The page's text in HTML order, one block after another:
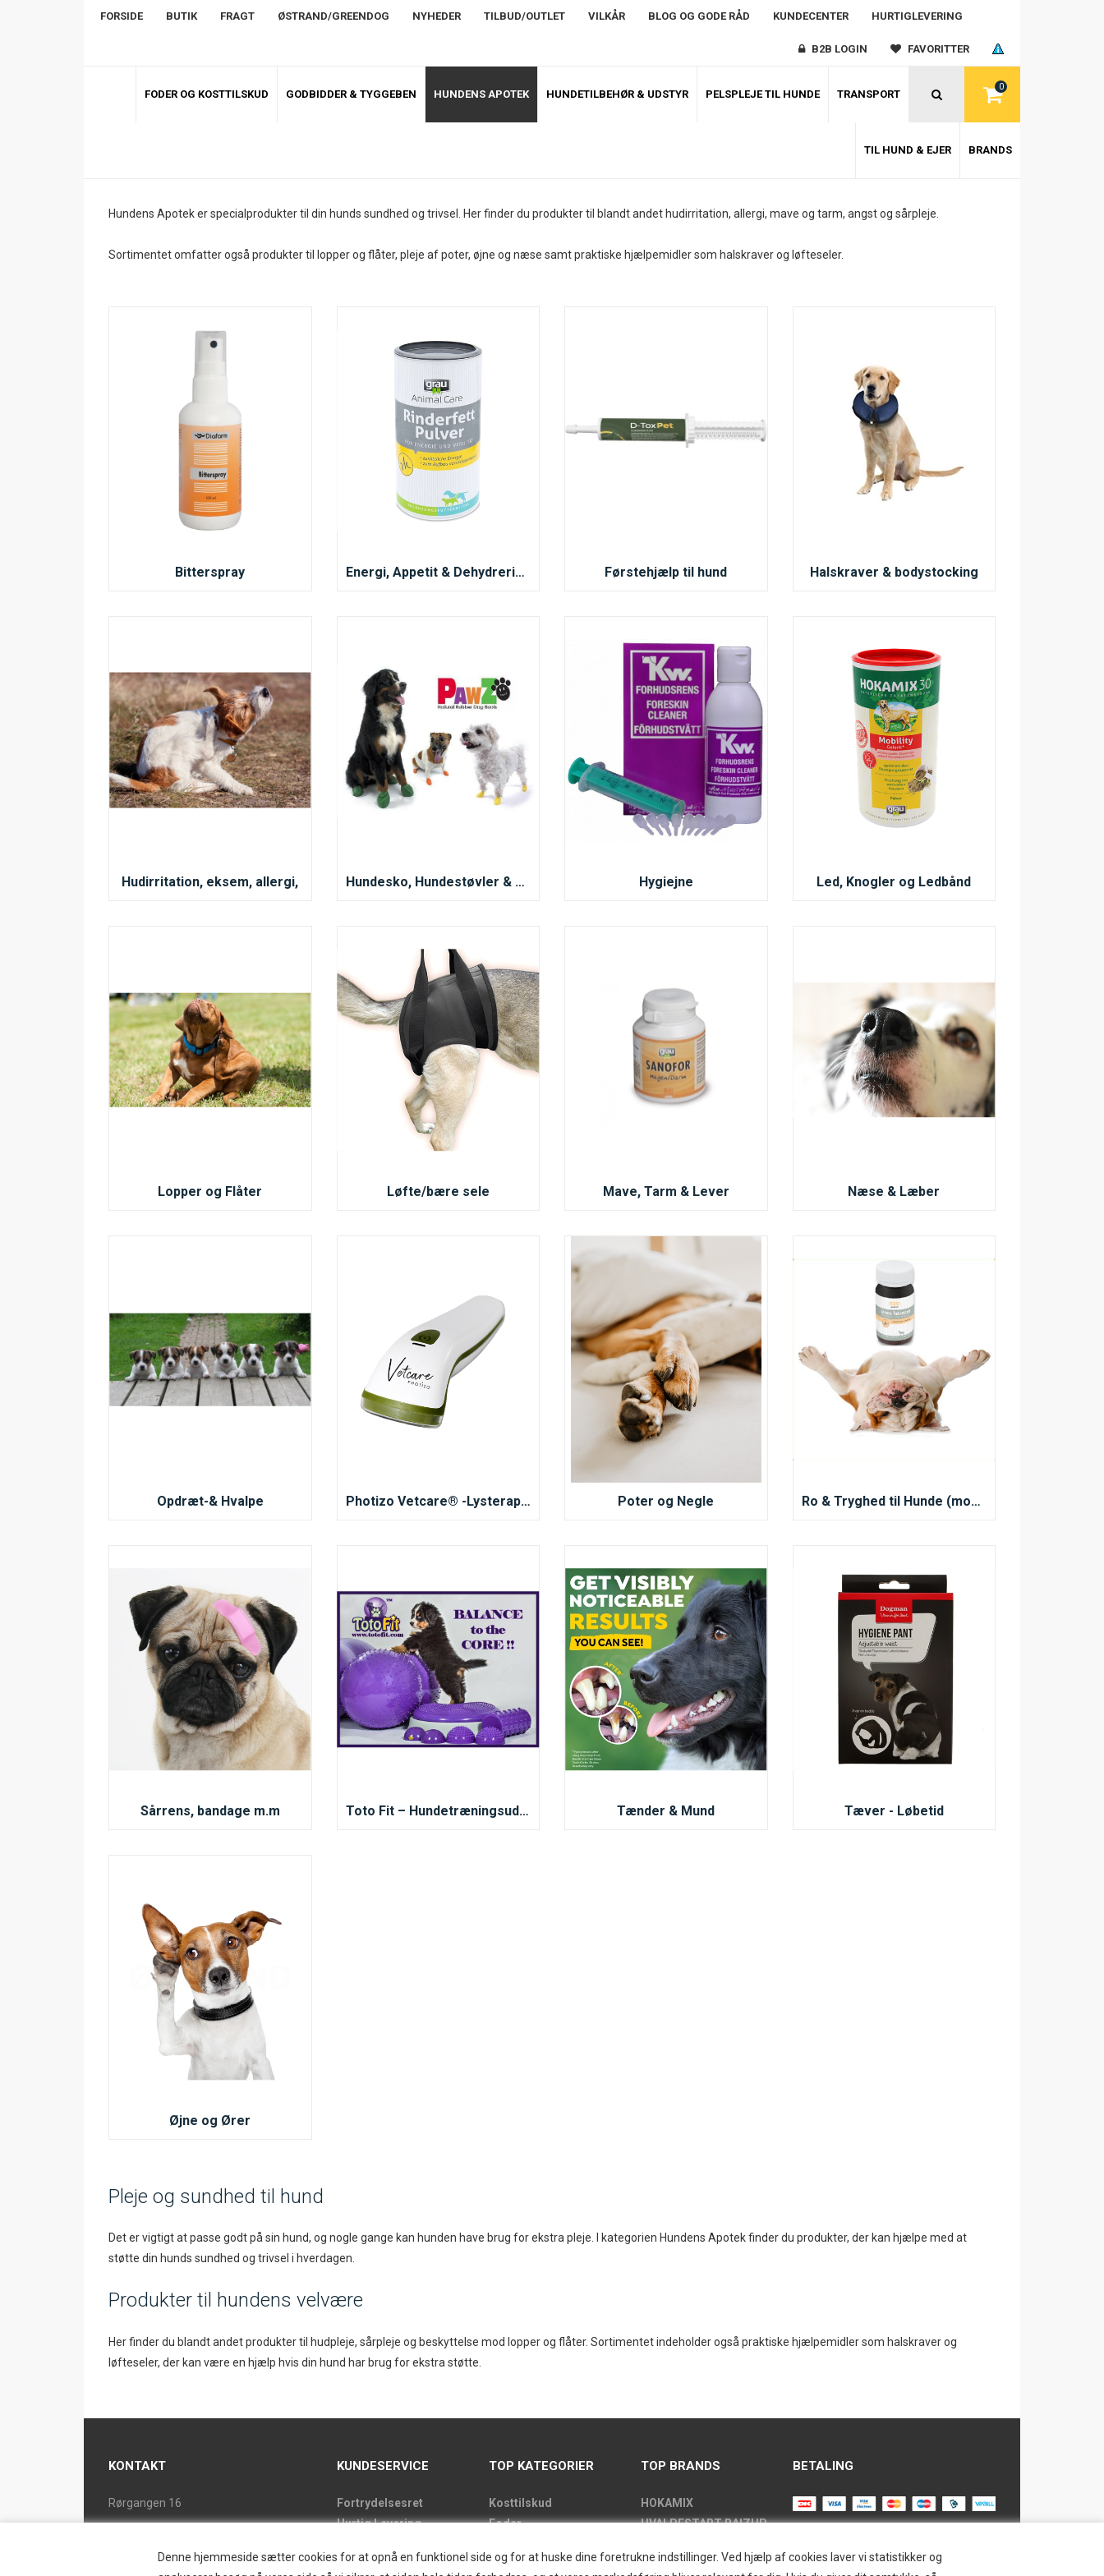
Denne hjemmeside sætter cookies for at opnå en funktionel side og for at huske dine foretrukne indstillinger. Ved hjælp af cookies laver vi statistikker og
FORSIDE BUTIK FRAGT ØSTRAND/GREENDOG NYHEDER TILBUD/OUTLET VILKÅR BLOG OG GODE RÅD KUNDECENTER HURTIGLEVERING
B2B LOGIN FAVORITTER
0
FODER OG KOSTTILSKUD GODBIDDER & TYGGEBEN HUNDENS APOTEK HUNDETILBEHØR & UDSTYR PELSPLEJE TIL HUNDE TRANSPORT
TIL HUND & EJER BRANDS
Hundens Apotek er specialprodukter til din hunds sundhed og trivsel. Her finder du produkter til blandt andet hudirritation, allergi, mave og tarm, angst og sårpleje.
Sortimentet omfatter også produkter til lopper og flåter, pleje af poter, øjne og næse samt praktiske hjælpemidler som halskraver og løfteseler.
Bitterspray Energi, Appetit & Dehydrering – Kosttilskud til Hunde Førstehjælp til hund Halskraver & bodystocking
Hudirritation, eksem, allergi, Hundesko, Hundestøvler & Hundesokker Hygiejne Led, Knogler og Ledbånd
Lopper og Flåter Løfte/bære sele Mave, Tarm & Lever Næse & Læber
Opdræt-& Hvalpe Photizo Vetcare® -Lysterapi Behandling for Dyr Poter og Negle Ro & Tryghed til Hunde (mod skudræd, angst, nervøsitet & køresyge)
Sårrens, bandage m.m Toto Fit – Hundetræningsudstyr til balance og core-træning Tænder & Mund Tæver - Løbetid
Øjne og Ører
Pleje og sundhed til hund
Det er vigtigt at passe godt på sin hund, og nogle gange kan hunden have brug for ekstra pleje. I kategorien Hundens Apotek finder du produkter, der kan hjælpe med at
støtte din hunds sundhed og trivsel i hverdagen.
Produkter til hundens velvære
Her finder du blandt andet produkter til hudpleje, sårpleje og beskyttelse mod lopper og flåter. Sortimentet indeholder også praktiske hjælpemidler som halskraver og
løfteseler, der kan være en hjælp hvis din hund har brug for ekstra støtte.
KONTAKT
Rørgangen 16
Tlf. 46 15 38 39
KUNDESERVICE
Fortrydelsesret
Hurtig Levering
Butikkens åbningstider
TOP KATEGORIER
Kosttilskud
Foder
Udstyr
TOP BRANDS
HOKAMIX
HVALPESTART RAIZUP
GRAU
BETALING